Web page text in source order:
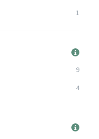
1
9
4